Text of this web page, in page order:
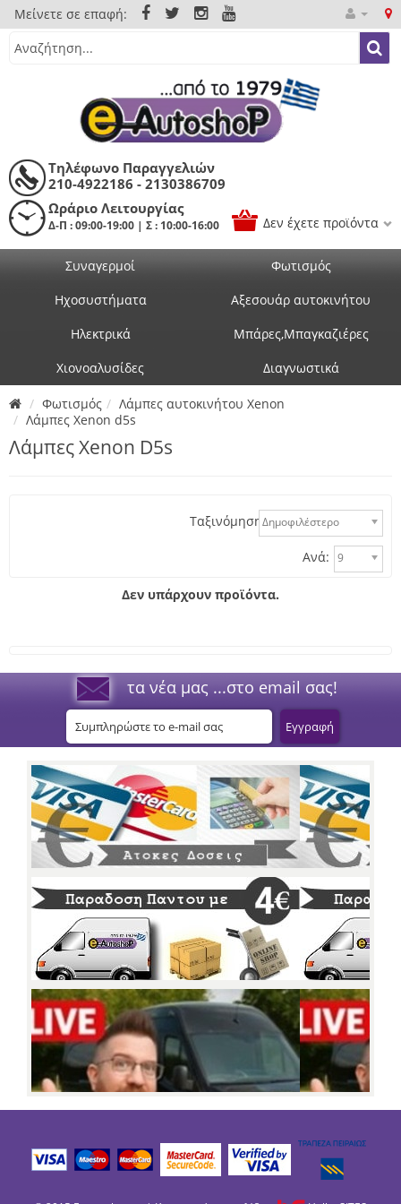
Μείνετε σε επαφή:
Τηλέφωνο Παραγγελιών
210-4922186 - 2130386709
Ωράριο Λειτουργίας
Δ-Π : 09:00-19:00 | Σ : 10:00-16:00 Δεν έχετε προϊόντα
Συναγερμοί
Φωτισμός
Ηχοσυστήματα
Αξεσουάρ αυτοκινήτου
Ηλεκτρικά
Μπάρες,Μπαγκαζιέρες
Χιονοαλυσίδες
Διαγνωστικά
Φωτισμός
Λάμπες αυτοκινήτου Xenon
Λάμπες Xenon d5s
Λάμπες Xenon D5s
Ταξινόμηση:Δημοφιλέστερο
Ανά: 9
Δεν υπάρχουν προϊόντα.
τα νέα μας ...στο email σας!